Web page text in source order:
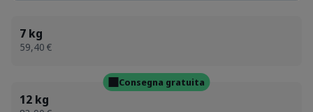
7 kg
59,40 €
Consegna gratuita
12 kg